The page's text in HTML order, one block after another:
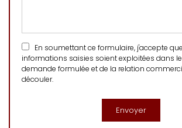
En soumettant ce formulaire, j'accepte
informations saisies soient exploitées dans
demande formulée et de la relation
découler.